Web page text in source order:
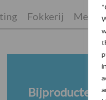
Fokkerij
Bijproducten